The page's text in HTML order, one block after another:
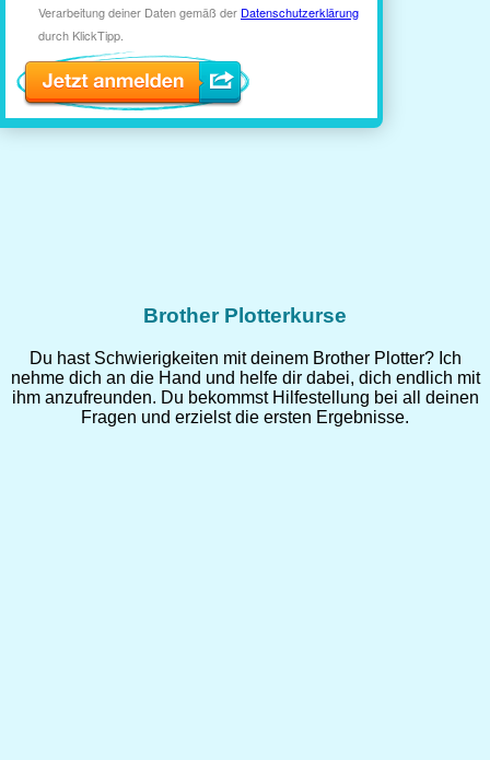
Brother Plotterkurse
Du hast Schwierigkeiten mit deinem Brother Plotter? Ich
nehme dich an die Hand und helfe dir dabei, dich endlich mit
ihm anzufreunden. Du bekommst Hilfestellung bei all deinen
Fragen und erzielst die ersten Ergebnisse.